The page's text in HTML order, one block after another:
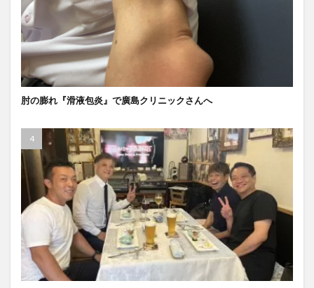
肘の膨れ『滑液包炎』で廣島クリニックさんへ